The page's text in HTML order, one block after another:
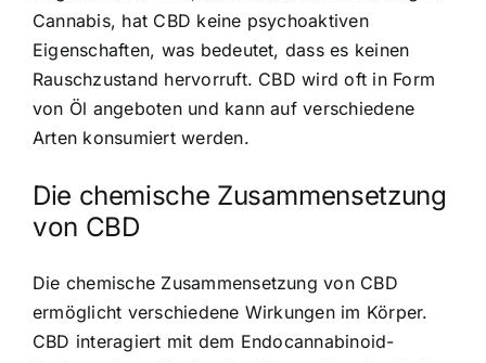
Cannabis, hat CBD keine psychoaktiven
Eigenschaften, was bedeutet, dass es keinen
Rauschzustand hervorruft. CBD wird oft in Form
von Öl angeboten und kann auf verschiedene
Arten konsumiert werden.
Die chemische Zusammensetzung
von CBD
Die chemische Zusammensetzung von CBD
ermöglicht verschiedene Wirkungen im Körper.
CBD interagiert mit dem Endocannabinoid-